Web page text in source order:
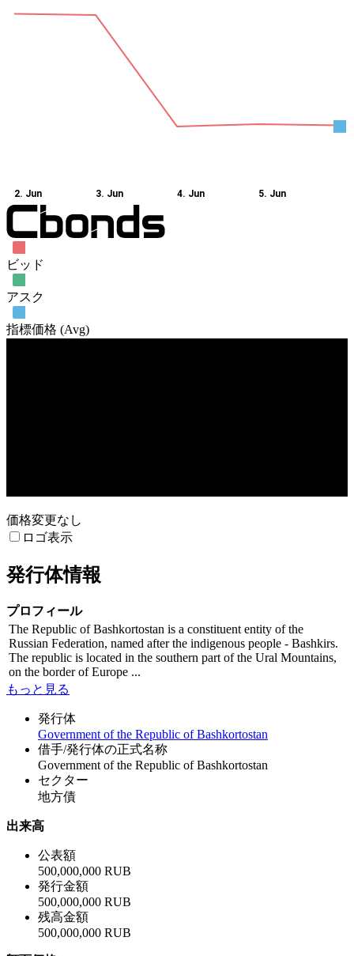
2. Jun 3. Jun 4. Jun 5. Jun
ビッド
アスク
指標価格 (Avg)
価格変更なし
ロゴ表示
発行体情報
プロフィール
The Republic of Bashkortostan is a constituent entity of the
Russian Federation, named after the indigenous people - Bashkirs.
The republic is located in the southern part of the Ural Mountains,
on the border of Europe ...
もっと見る
発行体
Government of the Republic of Bashkortostan
借手/発行体の正式名称
Government of the Republic of Bashkortostan
セクター
地方債
出来高
公表額
500,000,000 RUB
発行金額
500,000,000 RUB
残高金額
500,000,000 RUB